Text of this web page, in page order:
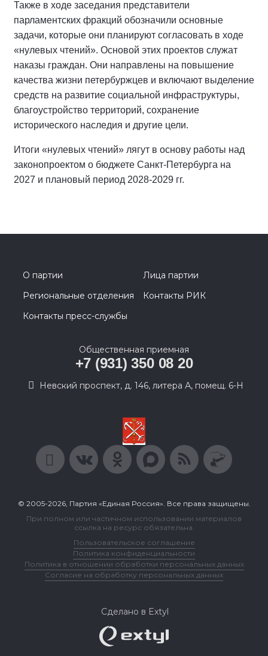
Также в ходе заседания представители
парламентских фракций обозначили основные
задачи, которые они планируют согласовать в ходе
«нулевых чтений». Основой этих проектов служат
наказы граждан. Они направлены на повышение
качества жизни петербуржцев и включают выделение
средств на развитие социальной инфраструктуры,
благоустройство территорий, сохранение
исторического наследия и другие цели.
Итоги «нулевых чтений» лягут в основу работы над
законопроектом о бюджете Санкт-Петербурга на
2027 и плановый период 2028-2029 гг.
О партии
Лица партии
Региональные отделения
Контакты РИК
Контакты пресс-службы
Общественная приемная
+7 (931) 350 08 20
Невский проспект, д. 146, литера А, помещ. 6-Н
© 2005-2026, Партия «Единая Россия». Все права защищены.
При полном или частичном использовании материалов
ссылка на ресурс обязательна.
Пользовательское соглашение
Политика конфиденциальности
Политика в отношении обработки персональных данных
Согласие на обработку персональных данных
Сделано в Extyl